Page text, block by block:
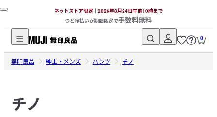
ネットストア限定｜2026年8月24日午前10時まで
つど後払いが期間限定で手数料無料
無
印
ネ
ッ
0
無印良品 紳士・メンズ パンツ チノ
チノ